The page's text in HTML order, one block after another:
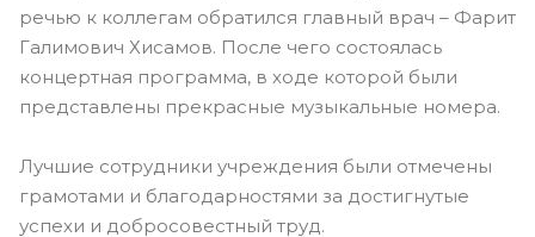
речью к коллегам обратился главный врач – Фарит
Галимович Хисамов. После чего состоялась
концертная программа, в ходе которой были
представлены прекрасные музыкальные номера.
Лучшие сотрудники учреждения были отмечены
грамотами и благодарностями за достигнутые
успехи и добросовестный труд.